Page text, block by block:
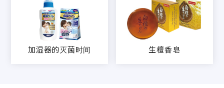
加湿器的灭菌时间 生檀香皂